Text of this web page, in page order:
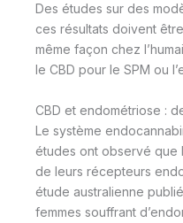
Des études sur des
ces résultats doivent
même façon chez
le CBD pour le SPM ou
CBD et endométriose :
Le système
études ont observé que
de leurs récepteurs
étude australienne
femmes souffrant